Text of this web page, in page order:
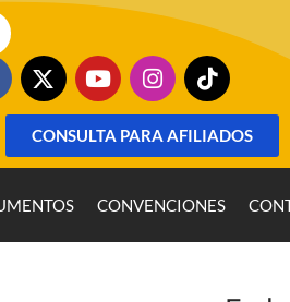
CONSULTA PARA AFILIADOS
CONVENCIONES